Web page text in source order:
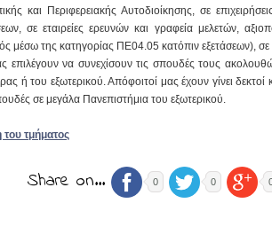
και Περιφερειακής Αυτοδιοίκησης, σε
σε εταιρείες ερευνών και γραφεία μελετών,
μέσω της κατηγορίας ΠΕ04.05 κατόπιν εξετάσεων),
επιλέγουν να συνεχίσουν τις σπουδές τους
ή του εξωτερικού. Απόφοιτοί μας έχουν γίνει δεκτοί
σε μεγάλα Πανεπιστήμια του εξωτερικού.
τμήματος
Share on… 0 0